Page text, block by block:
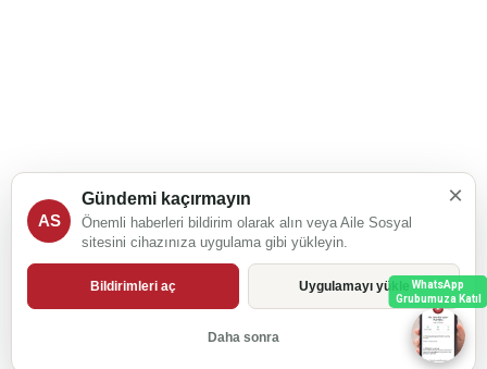
WhatsApp
Grubumuza Katıl
×
AS
Gündemi kaçırmayın
Önemli haberleri bildirim olarak alın veya Aile Sosyal
sitesini cihazınıza uygulama gibi yükleyin.
Bildirimleri aç Uygulamayı yükle
Daha sonra